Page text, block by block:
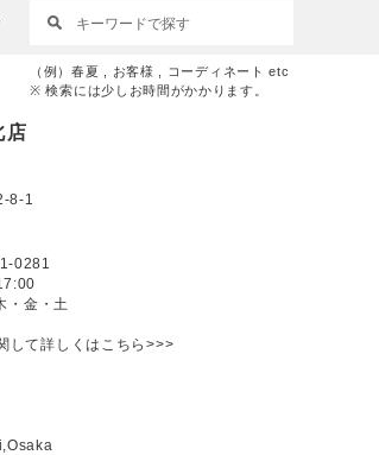
（例）春夏 , お客様 , コーディネート etc
※ 検索には少しお時間がかかります。
店
8-1
0281
・金・土
して詳しくはこちら>>>